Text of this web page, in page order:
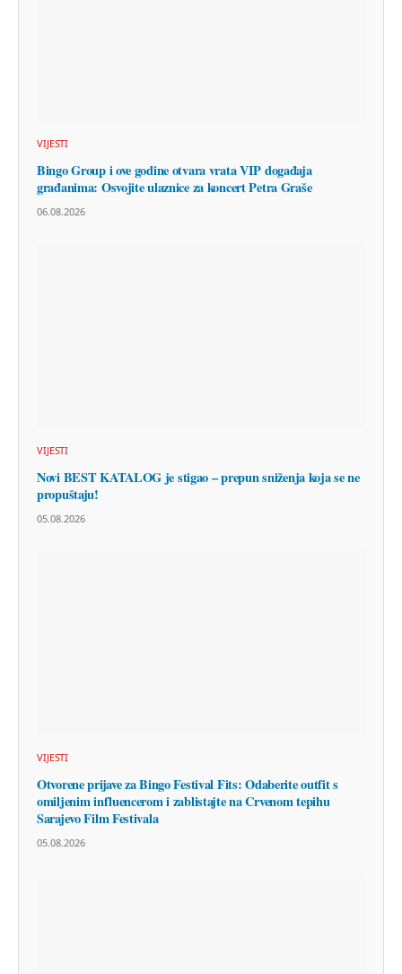
VIJESTI
Bingo Group i ove godine otvara vrata VIP događaja
građanima: Osvojite ulaznice za koncert Petra Graše
06.08.2026
VIJESTI
Novi BEST KATALOG je stigao – prepun sniženja koja se ne
propuštaju!
05.08.2026
VIJESTI
Otvorene prijave za Bingo Festival Fits: Odaberite outfit s
omiljenim influencerom i zablistajte na Crvenom tepihu
Sarajevo Film Festivala
05.08.2026